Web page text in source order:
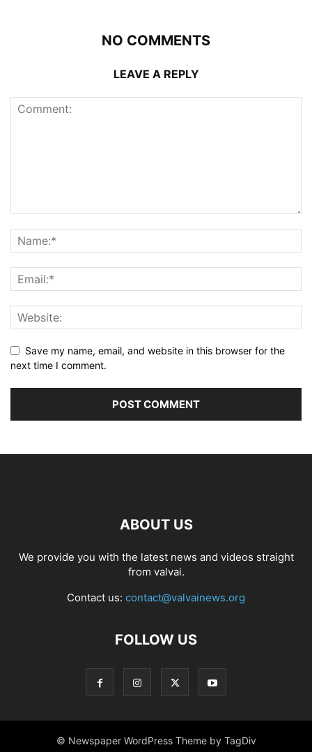
NO COMMENTS
LEAVE A REPLY
Save my name, email, and website in this browser for the
next time I comment.
ABOUT US
We provide you with the latest news and videos straight
from valvai.
Contact us: contact@valvainews.org
FOLLOW US
© Newspaper WordPress Theme by TagDiv